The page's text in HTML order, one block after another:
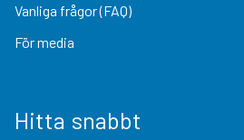
Vanliga frågor (FAQ)
För media
Hitta snabbt